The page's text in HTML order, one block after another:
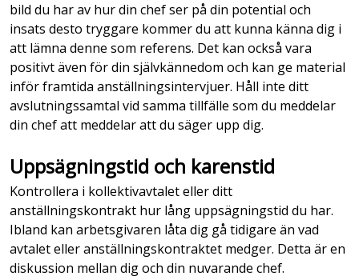
bild du har av hur din chef ser på din potential och
insats desto tryggare kommer du att kunna känna dig i
att lämna denne som referens. Det kan också vara
positivt även för din självkännedom och kan ge material
inför framtida anställningsintervjuer. Håll inte ditt
avslutningssamtal vid samma tillfälle som du meddelar
din chef att meddelar att du säger upp dig.
Uppsägningstid och karenstid
Kontrollera i kollektivavtalet eller ditt
anställningskontrakt hur lång uppsägningstid du har.
Ibland kan arbetsgivaren låta dig gå tidigare än vad
avtalet eller anställningskontraktet medger. Detta är en
diskussion mellan dig och din nuvarande chef.